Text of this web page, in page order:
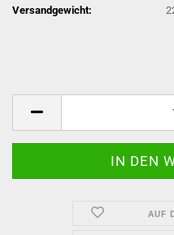
Versandgewicht:
AUF